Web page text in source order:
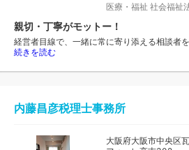
医療・福祉 社会福祉
親切・丁寧がモットー！
経営者目線で、一緒に常に寄り添える相談者
続きを読む
内藤昌彦税理士事務所
大阪府大阪市中央区